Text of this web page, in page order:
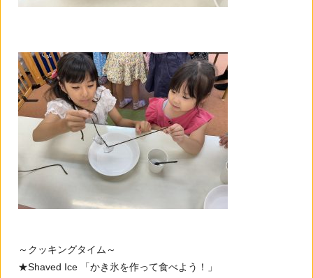
～クッキングタイム～
★Shaved Ice 「かき氷を作って食べよう！」